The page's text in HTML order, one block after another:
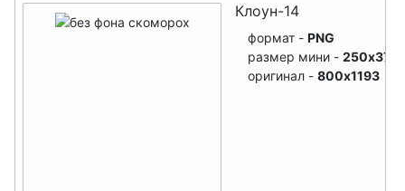
Гномы
Сова
Попугайчик
Клоун-14
формат - PNG
размер мини - 250x373
оригинал - 800x1193